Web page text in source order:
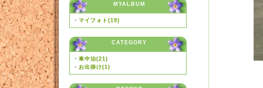
MYALBUM
・ マイフォト(19)
CATEGORY
・ 車中泊(21)
・ お出掛け(1)